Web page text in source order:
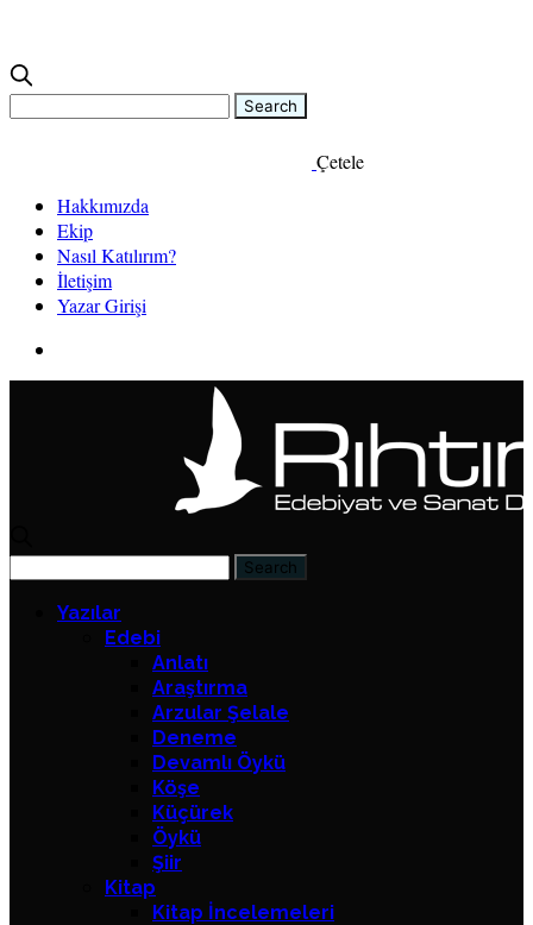
Çetele
Hakkımızda
Ekip
Nasıl Katılırım?
İletişim
Yazar Girişi
Yazılar
Edebi
Anlatı
Araştırma
Arzular Şelale
Deneme
Devamlı Öykü
Köşe
Küçürek
Öykü
Şiir
Kitap
Kitap İncelemeleri